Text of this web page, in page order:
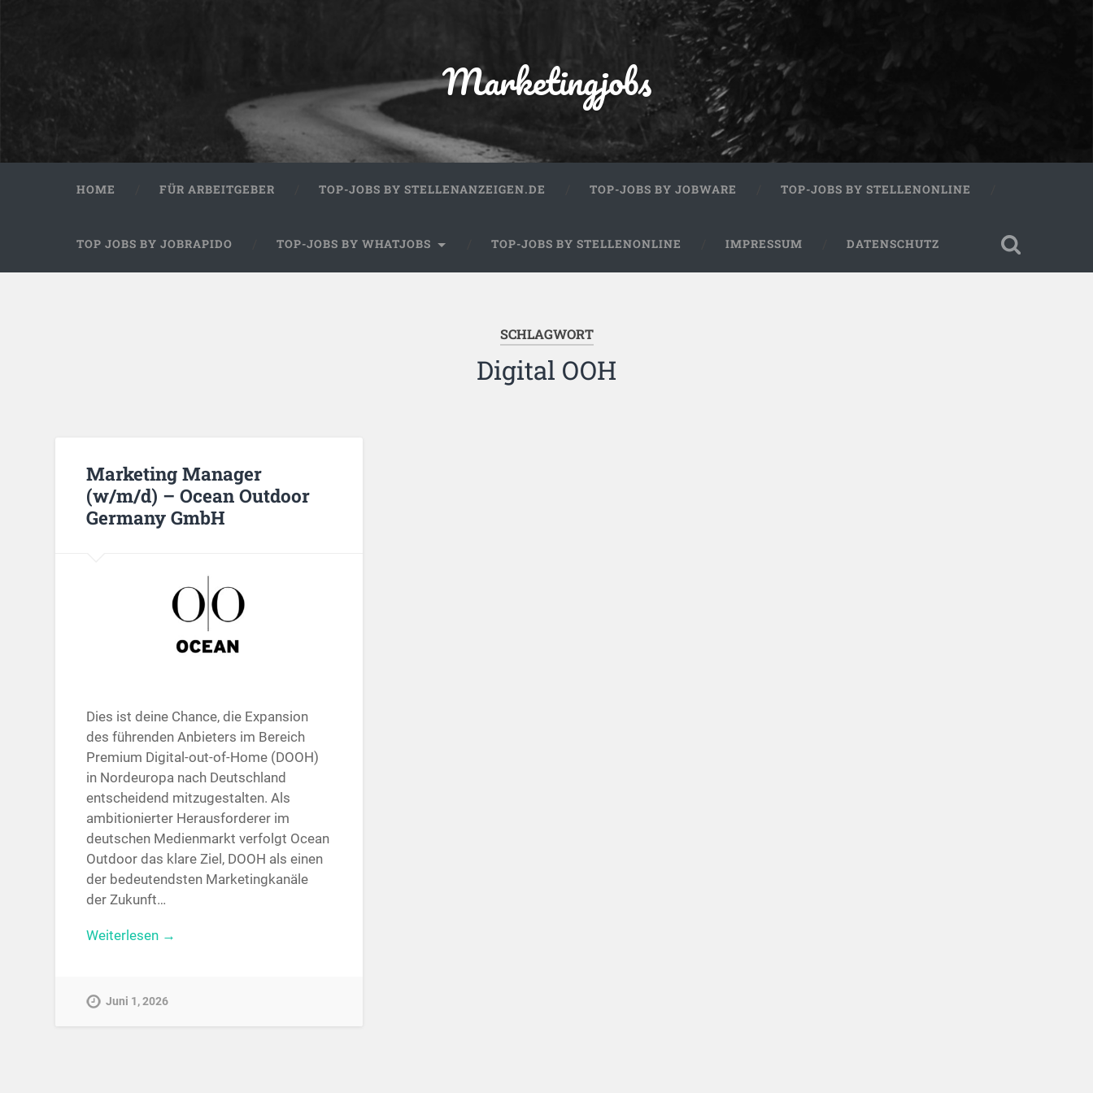
Marketingjobs
HOME FÜR ARBEITGEBER TOP-JOBS BY STELLENANZEIGEN.DE TOP-JOBS BY JOBWARE TOP-JOBS BY STELLENONLINE
TOP JOBS BY JOBRAPIDO TOP-JOBS BY WHATJOBS TOP-JOBS BY STELLENONLINE IMPRESSUM DATENSCHUTZ
SCHLAGWORT
Digital OOH
Marketing Manager
(w/m/d) – Ocean Outdoor
Germany GmbH
Dies ist deine Chance, die Expansion
des führenden Anbieters im Bereich
Premium Digital-out-of-Home (DOOH)
in Nordeuropa nach Deutschland
entscheidend mitzugestalten. Als
ambitionierter Herausforderer im
deutschen Medienmarkt verfolgt Ocean
Outdoor das klare Ziel, DOOH als einen
der bedeutendsten Marketingkanäle
der Zukunft…
Weiterlesen →
Juni 1, 2026